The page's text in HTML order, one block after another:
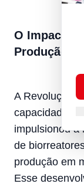
O Impacto
Produção
A Revolução
capacidade
impulsionou a
de
produção em
Esse